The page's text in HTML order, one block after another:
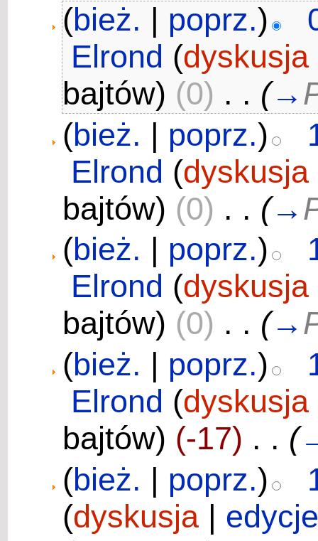
(bież. | poprz.)
Elrond (dyskusja
bajtów) (0) . . (→
(bież. | poprz.)
Elrond (dyskusja
bajtów) (0) . . (→
(bież. poprz.)
Elrond (dyskusja
bajtów) (0) . . (→
(bież. | poprz.)
Elrond (dyskusja
bajtów) (-17) . . (
(bież. | poprz.)
(dyskusja |